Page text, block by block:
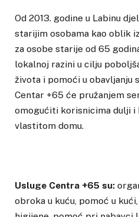
Od 2013. godine u Labinu
starijim osobama kao oblik
za osobe starije od 65
lokalnoj razini u cilju
života i pomoći u obavljanju
Centar +65 će pružanjem
omogućiti korisnicima dulji
vlastitom domu.
Usluge Centra +65 su:
obroka u kuću, pomoć u